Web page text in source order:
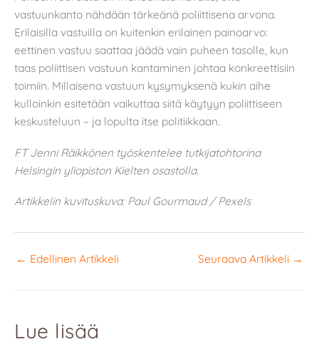
vastuunkanto nähdään tärkeänä poliittisena arvona.
Erilaisilla vastuilla on kuitenkin erilainen painoarvo:
eettinen vastuu saattaa jäädä vain puheen tasolle, kun
taas poliittisen vastuun kantaminen johtaa konkreettisiin
toimiin. Millaisena vastuun kysymyksenä kukin aihe
kulloinkin esitetään vaikuttaa siitä käytyyn poliittiseen
keskusteluun – ja lopulta itse politiikkaan.
FT Jenni Räikkönen työskentelee tutkijatohtorina
Helsingin yliopiston Kielten osastolla.
Artikkelin kuvituskuva: Paul Gourmaud / Pexels
← Edellinen Artikkeli Seuraava Artikkeli →
Lue lisää